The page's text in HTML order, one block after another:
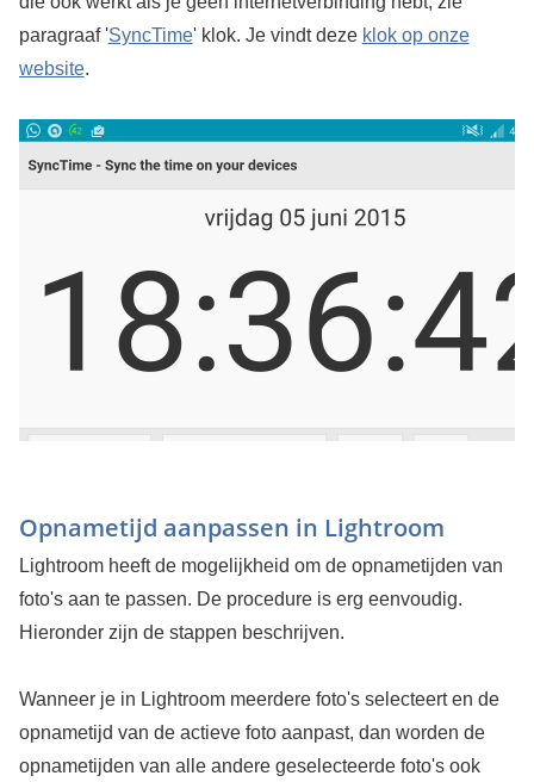
paragraaf 'SyncTime' klok. Je vindt deze klok op onze
website.
Opnametijd aanpassen in Lightroom
Lightroom heeft de mogelijkheid om de opnametijden van
foto's aan te passen. De procedure is erg eenvoudig.
Hieronder zijn de stappen beschrijven.
Wanneer je in Lightroom meerdere foto's selecteert en de
opnametijd van de actieve foto aanpast, dan worden de
opnametijden van alle andere geselecteerde foto's ook